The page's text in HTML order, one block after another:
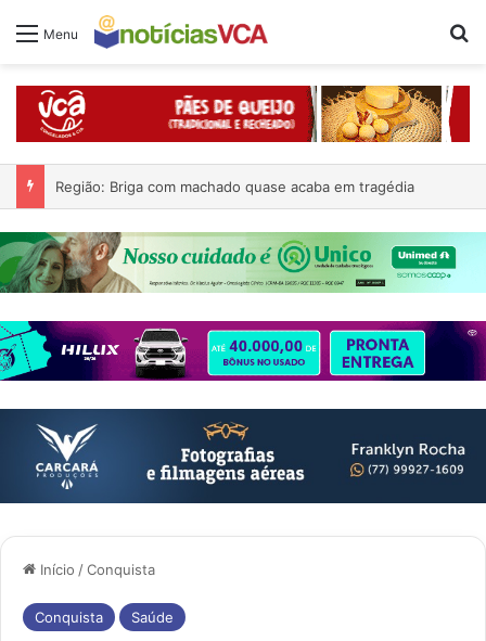
Menu
Região: Briga com machado quase acaba em tragédia
Início /Conquista
Conquista Saúde